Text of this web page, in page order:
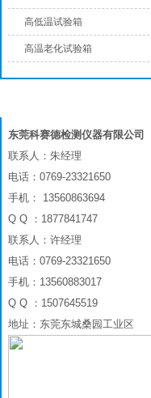
高低温试验箱
高温老化试验箱
东莞科赛德检测仪器有限公司
联系人：朱经理
电话：0769-23321650
手机： 13560863694
Q Q ：1877841747
联系人：许经理
电话：0769-23321650
手机：13560883017
Q Q ：1507645519
地址：东莞东城桑园工业区